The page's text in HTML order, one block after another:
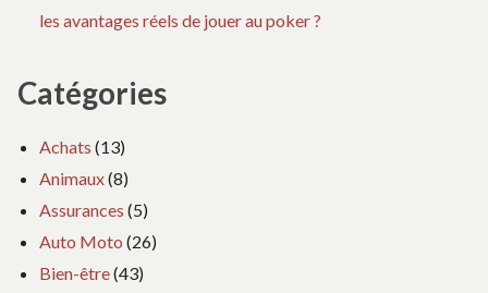
les avantages réels de jouer au poker ?
Catégories
Achats (13)
Animaux(8)
Assurances (5)
Auto Moto (26)
Bien-être(43)